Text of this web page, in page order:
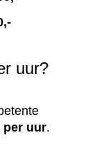
uur?
per uur.